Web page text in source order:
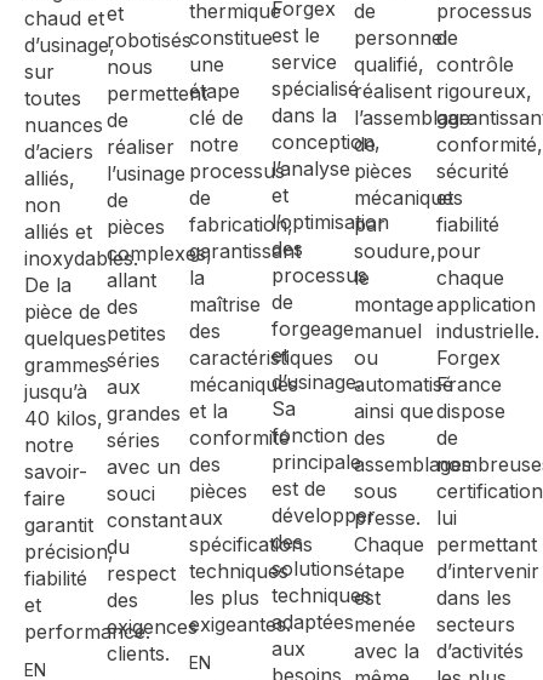
chaud et
d’usinage,
sur
toutes
nuances
d’aciers
alliés,
non
alliés et
inoxydables.
De la
pièce de
quelques
grammes
jusqu’à
40 kilos,
notre
savoir-
faire
garantit
précision,
fiabilité
et
performance.
EN
et
robotisés
nous
permettent
de
réaliser
l’usinage
de
pièces
complexes,
allant
des
petites
séries
aux
grandes
séries
avec un
souci
constant
du
respect
des
exigences
clients.
thermique
constitue
une
étape
clé de
notre
processus
de
fabrication,
garantissant
la
maîtrise
des
caractéristiques
mécaniques
et la
conformité
des
pièces
aux
spécifications
techniques
les plus
exigeantes.
EN
Forgex
est le
service
spécialisé
dans la
conception,
l’analyse
et
l’optimisation
des
processus
de
forgeage
et
d’usinage.
Sa
fonction
principale
est de
développer
des
solutions
techniques
adaptées
aux
besoins
de
personnel
qualifié,
réalisent
l’assemblage
de
pièces
mécaniques
par
soudure,
le
montage
manuel
ou
automatisé
ainsi que
des
assemblages
sous
presse.
Chaque
étape
est
menée
avec la
processus
de
contrôle
rigoureux,
conformité,
sécurité
et
fiabilité
pour
chaque
application
industrielle.
Forgex
France
dispose
de
lui
permettant
d’intervenir
dans les
secteurs
d’activités